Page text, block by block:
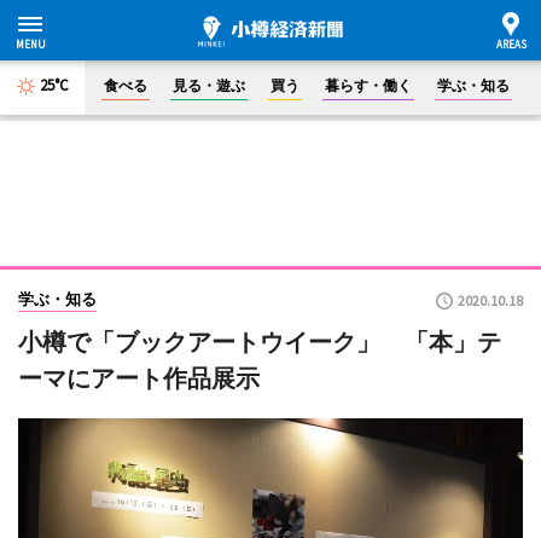
25°C 食べる 見る・遊ぶ 買う 暮らす・働く 学ぶ・知る
学ぶ・知る 2020.10.18
小樽で「ブックアートウイーク」 「本」テ
ーマにアート作品展示